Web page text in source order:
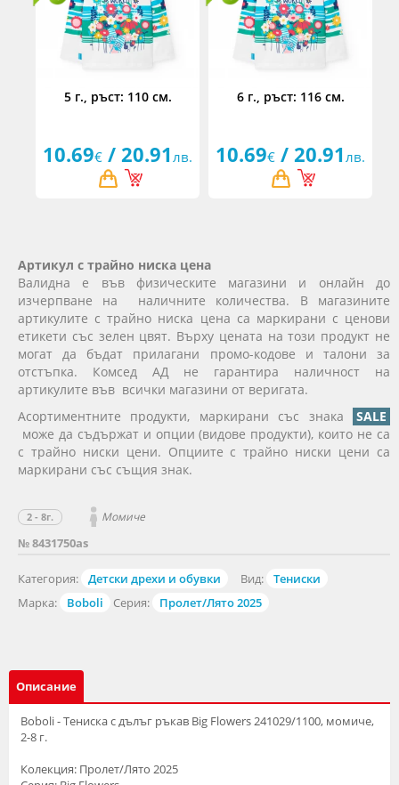
№ 8431750as
Категория: Детски дрехи и обувки Вид:
Тениски
Марка:
Boboli Серия: Пролет/Лято 2025
2 - 8г. Момиче
5 г., ръст: 110 см.
10.69€ / 20.91 лв.
6 г., ръст: 116 см.
10.69€ / 20.91 лв.
Артикул с трайно ниска цена
Валидна е във физическите магазини и онлайн до
изчерпване на наличните количества. В магазините
артикулите с трайно ниска цена са маркирани с ценови
етикети със зелен цвят. Върху цената на този продукт не
могат да бъдат прилагани промо-кодове и талони за
отстъпка. Комсед АД не гарантира наличност на
артикулите във всички магазини от веригата.
Асортиментните продукти, маркирани със знака
SALE
може да съдържат и опции (видове продукти), които не са
с трайно ниски цени. Опциите с трайно ниски цени са
маркирани със същия знак.
Описание
Boboli - Тениска с дълъг ръкав Big Flowers 241029/1100, момиче,
2-8 г.
Колекция: Пролет/Лято 2025